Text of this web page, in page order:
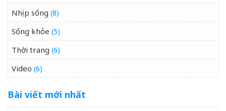
Nhịp sống (8)
Sống khỏe (5)
Thời trang (6)
Video (6)
Bài viết mới nhất